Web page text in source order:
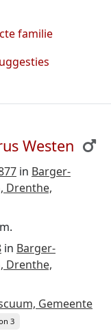
familie
Westen
in Barger-
Drenthe,
in Barger-
Drenthe,
Gemeente
3